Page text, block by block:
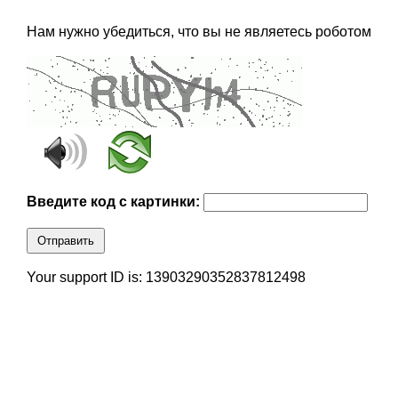
Нам нужно убедиться, что вы не являетесь роботом
Введите код с картинки:
Отправить
Your support ID is: 13903290352837812498